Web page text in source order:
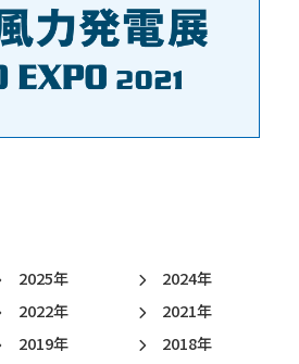
2025年
2024年
2022年
2021年
2019年
2018年